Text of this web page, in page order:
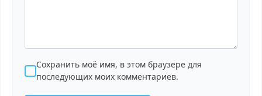
Сохранить моё имя, в этом браузере для
последующих моих комментариев.